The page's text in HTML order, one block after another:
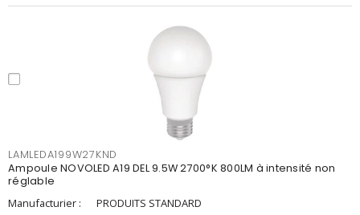
LAMLEDA199W27KND
Ampoule NOVOLED A19 DEL 9.5W 2700°K 800LM à intensité non
réglable
Manufacturier :
PRODUITS STANDARD